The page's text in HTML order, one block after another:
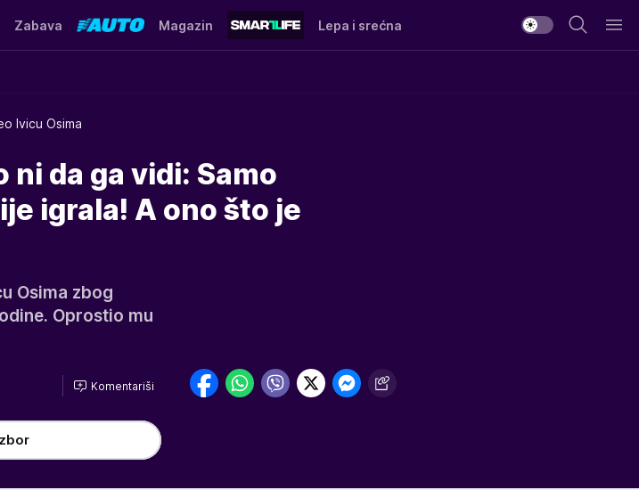
Zabava Magazin Lepa i srećna
Ivicu Osima
ni da ga vidi: Samo
igrala! A ono što je
Osima zbog
Oprostio mu
Komentariši